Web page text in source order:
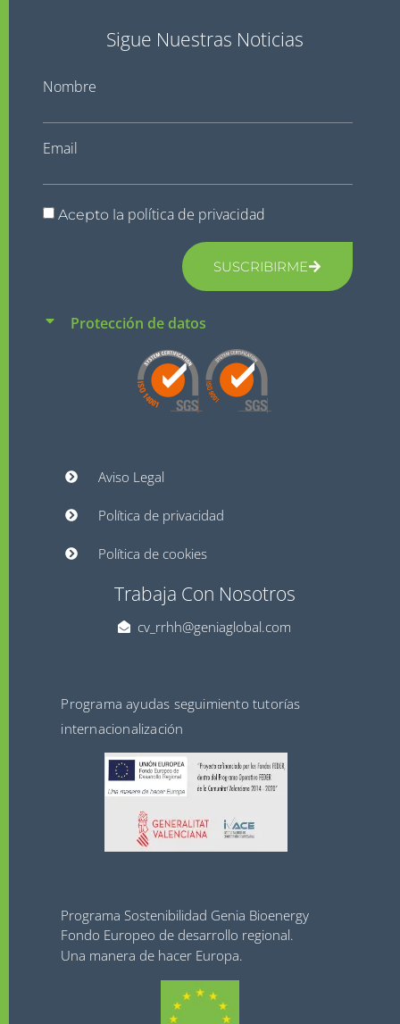
Sigue Nuestras Noticias
Nombre
Email
Acepto la política de privacidad
SUSCRIBIRME
Protección de datos
Aviso Legal
Política de privacidad
Política de cookies
Trabaja Con Nosotros
cv_rrhh@geniaglobal.com
Programa ayudas seguimiento tutorías
internacionalización
Programa Sostenibilidad Genia Bioenergy
Fondo Europeo de desarrollo regional.
Una manera de hacer Europa.